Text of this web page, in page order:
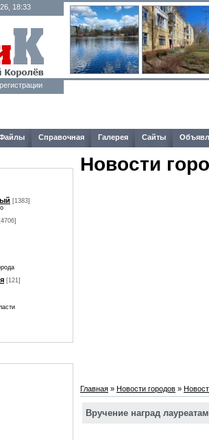
18:33
Справочная Галерея Сайты
[1383]
[4706]
[121]
Новости
Главная » Новости городов »
Вручение наград